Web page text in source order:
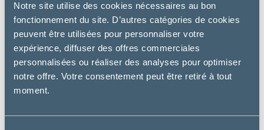
Notre site utilise des cookies nécessaires au bon
fonctionnement du site. D’autres catégories de cookies
peuvent être utilisées pour personnaliser votre
expérience, diffuser des offres commerciales
personnalisées ou réaliser des analyses pour optimiser
notre offre. Votre consentement peut être retiré à tout
moment.